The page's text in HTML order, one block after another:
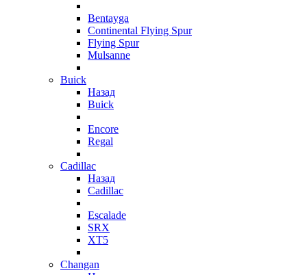
Bentayga
Continental Flying Spur
Flying Spur
Mulsanne
Buick
Назад
Buick
Encore
Regal
Cadillac
Назад
Cadillac
Escalade
SRX
XT5
Changan